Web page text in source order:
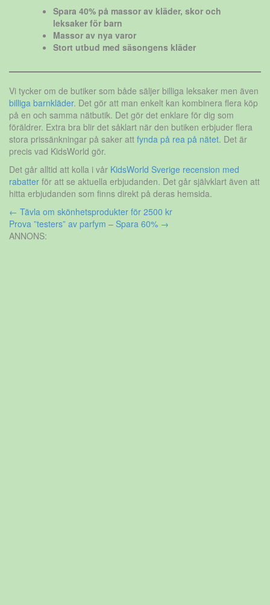
Spara 40% på massor av kläder, skor och
leksaker för barn
Massor av nya varor
Stort utbud med säsongens kläder
Vi tycker om de butiker som både säljer billiga leksaker men även
billiga barnkläder. Det gör att man enkelt kan kombinera flera köp
på en och samma nätbutik. Det gör det enklare för dig som
föräldrer. Extra bra blir det såklart när den butiken erbjuder flera
stora prissänkningar på saker att fynda på rea på nätet. Det är
precis vad KidsWorld gör.
Det går alltid att kolla i vår KidsWorld Sverige recension med
rabatter för att se aktuella erbjudanden. Det går självklart även att
hitta erbjudanden som finns direkt på deras hemsida.
Inläggsnavigering
← Tävla om skönhetsprodukter för 2500 kr
Prova ”testers” av parfym – Spara 60% →
ANNONS: